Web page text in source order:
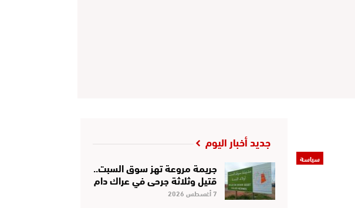
سياسة
جديد أخبار اليوم
جريمة مروعة تهز سوق السبت..
قتيل وثلاثة جرحى في عراك دام
7 أغسطس 2026